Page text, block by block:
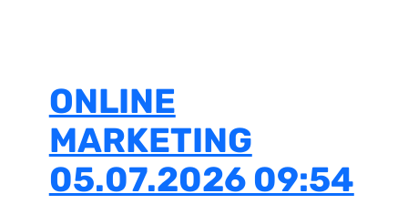
ONLINE
MARKETING
05.07.2026 09:54